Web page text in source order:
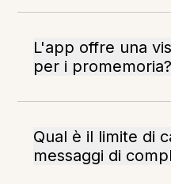
L'app offre una
per i promemoria?
Qual è il limite di
messaggi di